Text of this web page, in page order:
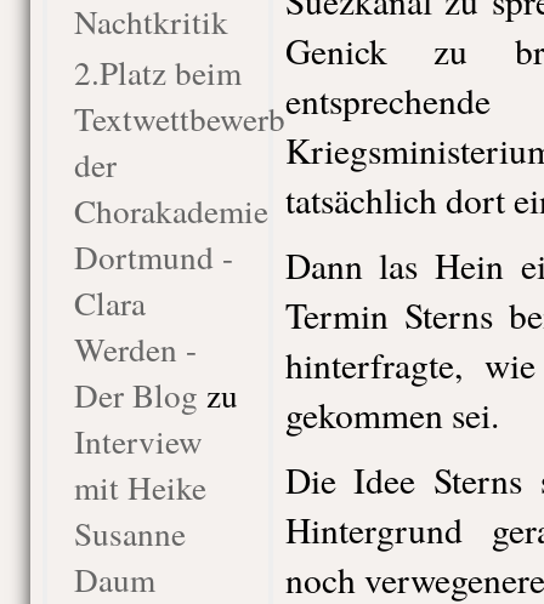
Nachtkritik
2.Platz beim
Textwettbewerb
der
Chorakademie
Dortmund -
Clara
Werden -
Der Blog zu
Interview
mit Heike
Susanne
Daum
Genick zu
tatsächlich dort
Dann las Hein
Termin Sterns
hinterfragte,
gekommen sei.
Die Idee Sterns
Hintergrund
noch